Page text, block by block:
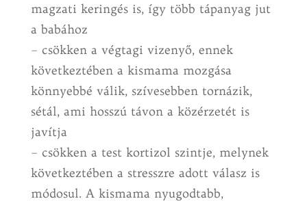
magzati keringés is, így több tápanyag jut
a babához
– csökken a végtagi vizenyő, ennek
következtében a kismama mozgása
könnyebbé válik, szívesebben tornázik,
sétál, ami hosszú távon a közérzetét is
javítja
– csökken a test kortizol szintje, melynek
következtében a stresszre adott válasz is
módosul. A kismama nyugodtabb,